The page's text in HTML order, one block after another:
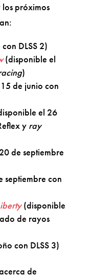
los próximos
DLSS 2)
(disponible el
)
de junio con
el 26
y ray
de septiembre
septiembre con
(disponible
de rayos
con DLSS 3)
de